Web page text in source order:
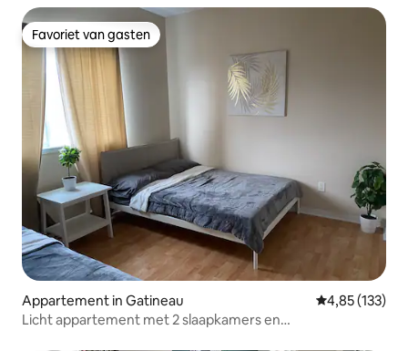
Favoriet van gasten
Favoriet van gasten
Appartement in Gatineau Gemiddelde
4,85 (133)
Licht appartement met 2 slaapkamers en